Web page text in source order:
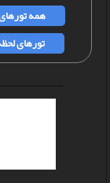
همه
تورهای